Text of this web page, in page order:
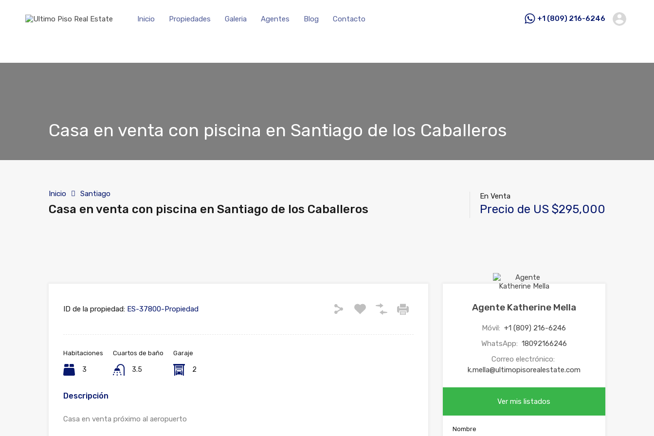
Inicio Propiedades Galeria Agentes Blog Contacto +1 (809) 216-6246
Casa en venta con piscina en Santiago de los Caballeros
Inicio Santiago
Casa en venta con piscina en Santiago de los Caballeros
En Venta
Precio de US $295,000
ID de la propiedad: ES-37800-Propiedad
Habitaciones
3
Cuartos de baño
3.5
Garaje
2
Descripción
Casa en venta próximo al aeropuerto
Agente Katherine Mella
Móvil: +1 (809) 216-6246
WhatsApp: 18092166246
Correo electrónico:
k.mella@ultimopisorealestate.com
Ver mis listados
Nombre